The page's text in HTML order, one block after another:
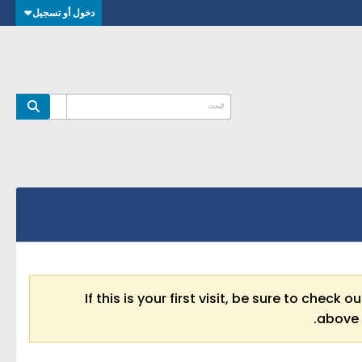
دخول أو تسجيل
If this is your first visit, be sure to check